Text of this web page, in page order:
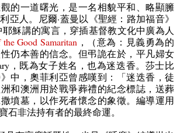
的一道曙光，是一名相貌平和、略顯臃
亞人。尼爾·蓋曼以《聖經：路加福音》
耶穌講的寓言，穿插基督教文化中廣為人
Good Samaritan ，（意為：見義勇為的
仍本善的信念。但弔詭在於，平凡婦女
，既為女子姓名，也為迷迭香。莎士比
中，奧菲利亞曾感嘆到：「迷迭香，徒
和澳洲用於戰爭葬禮的紀念標誌，送葬
墳墓，以作死者懷念的象徵。編導運用
石非法持有者的最終命運。